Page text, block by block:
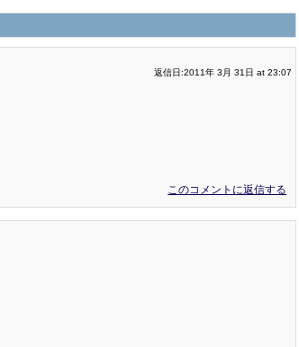
返信日:2011年 3月 31日 at 23:07
このコメントに返信する